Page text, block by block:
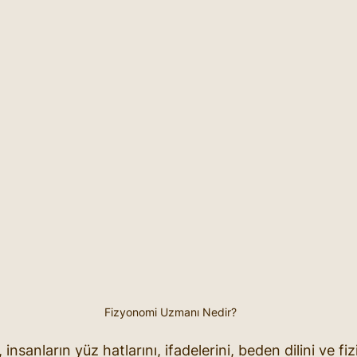
Fizyonomi Uzmanı Nedir?
insanların yüz hatlarını, ifadelerini, beden dilini ve